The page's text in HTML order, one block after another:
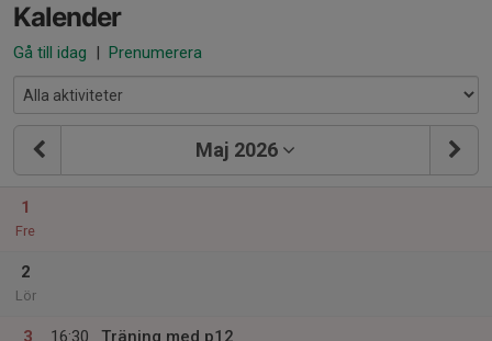
Kalender
Gå till idag | Prenumerera
Maj 2026
1
Fre
2
Lör
3
16:30
Träning med p12